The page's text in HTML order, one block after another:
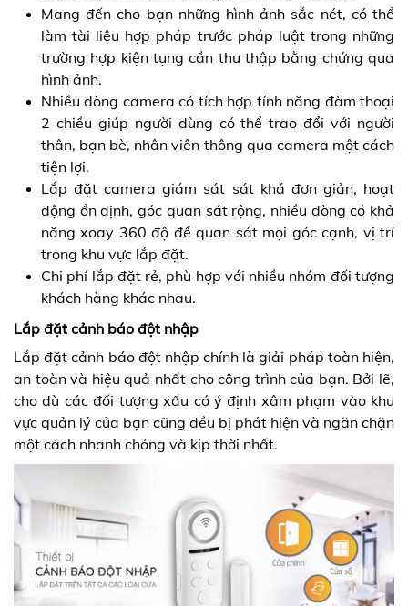
Mang đến cho bạn những hình ảnh sắc nét, có thể
làm tài liệu hợp pháp trước pháp luật trong những
trường hợp kiện tụng cần thu thập bằng chứng qua
hình ảnh.
Nhiều dòng camera có tích hợp tính năng đàm thoại
2 chiều giúp người dùng có thể trao đổi với người
thân, bạn bè, nhân viên thông qua camera một cách
tiện lợi.
Lắp đặt camera giám sát sát khá đơn giản, hoạt
động ổn định, góc quan sát rộng, nhiều dòng có khả
năng xoay 360 độ để quan sát mọi góc cạnh, vị trí
trong khu vực lắp đặt.
Chi phí lắp đặt rẻ, phù hợp với nhiều nhóm đối tượng
khách hàng khác nhau.
Lắp đặt cảnh báo đột nhập
Lắp đặt cảnh báo đột nhập chính là giải pháp toàn hiện,
an toàn và hiệu quả nhất cho công trình của bạn. Bởi lẽ,
cho dù các đối tượng xấu có ý định xâm phạm vào khu
vực quản lý của bạn cũng đều bị phát hiện và ngăn chặn
một cách nhanh chóng và kịp thời nhất.